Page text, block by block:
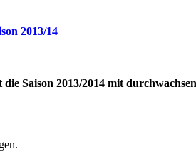
2013/14
Saison 2013/2014 mit